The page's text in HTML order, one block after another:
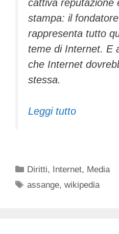
cattiva reputazione
stampa: il
rappresenta tutto
teme di Internet. E
che Internet
stessa.
Leggi tutto
Categorie
Diritti, Internet, Media
Tag
assange,wikipedia